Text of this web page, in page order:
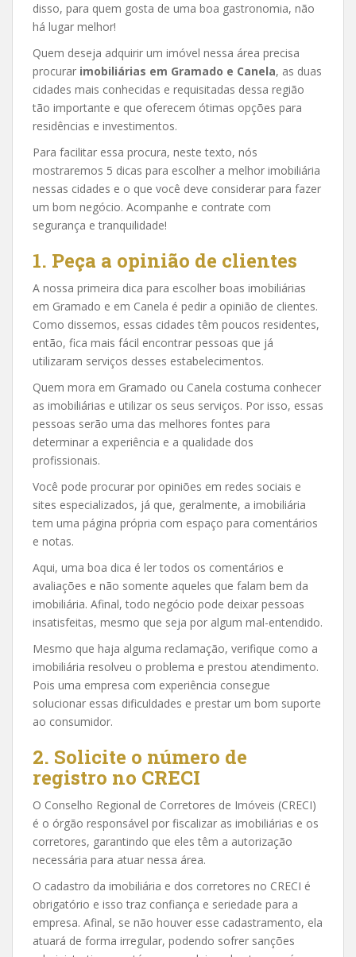
disso, para quem gosta de uma boa gastronomia, não
há lugar melhor!
Quem deseja adquirir um imóvel nessa área precisa
procurar imobiliárias em Gramado e Canela, as duas
cidades mais conhecidas e requisitadas dessa região
tão importante e que oferecem ótimas opções para
residências e investimentos.
Para facilitar essa procura, neste texto, nós
mostraremos 5 dicas para escolher a melhor imobiliária
nessas cidades e o que você deve considerar para fazer
um bom negócio. Acompanhe e contrate com
segurança e tranquilidade!
1. Peça a opinião de clientes
A nossa primeira dica para escolher boas imobiliárias
em Gramado e em Canela é pedir a opinião de clientes.
Como dissemos, essas cidades têm poucos residentes,
então, fica mais fácil encontrar pessoas que já
utilizaram serviços desses estabelecimentos.
Quem mora em Gramado ou Canela costuma conhecer
as imobiliárias e utilizar os seus serviços. Por isso, essas
pessoas serão uma das melhores fontes para
determinar a experiência e a qualidade dos
profissionais.
Você pode procurar por opiniões em redes sociais e
sites especializados, já que, geralmente, a imobiliária
tem uma página própria com espaço para comentários
e notas.
Aqui, uma boa dica é ler todos os comentários e
avaliações e não somente aqueles que falam bem da
imobiliária. Afinal, todo negócio pode deixar pessoas
insatisfeitas, mesmo que seja por algum mal-entendido.
Mesmo que haja alguma reclamação, verifique como a
imobiliária resolveu o problema e prestou atendimento.
Pois uma empresa com experiência consegue
solucionar essas dificuldades e prestar um bom suporte
ao consumidor.
2. Solicite o número de
registro no CRECI
O Conselho Regional de Corretores de Imóveis (CRECI)
é o órgão responsável por fiscalizar as imobiliárias e os
corretores, garantindo que eles têm a autorização
necessária para atuar nessa área.
O cadastro da imobiliária e dos corretores no CRECI é
obrigatório e isso traz confiança e seriedade para a
empresa. Afinal, se não houver esse cadastramento, ela
atuará de forma irregular, podendo sofrer sanções